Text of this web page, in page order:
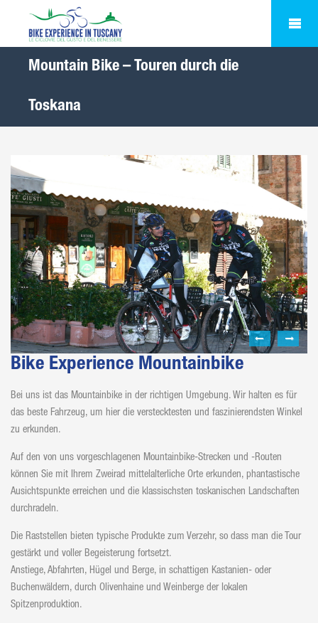
Mountain Bike – Touren durch die
Toskana
Bike Experience Mountainbike
Bei uns ist das Mountainbike in der richtigen Umgebung. Wir halten es für
das beste Fahrzeug, um hier die verstecktesten und faszinierendsten Winkel
zu erkunden.
Auf den von uns vorgeschlagenen Mountainbike-Strecken und -Routen
können Sie mit Ihrem Zweirad mittelalterliche Orte erkunden, phantastische
Ausichtspunkte erreichen und die klassischsten toskanischen Landschaften
durchradeln.
Die Raststellen bieten typische Produkte zum Verzehr, so dass man die Tour
gestärkt und voller Begeisterung fortsetzt.
Anstiege, Abfahrten, Hügel und Berge, in schattigen Kastanien- oder
Buchenwäldern, durch Olivenhaine und Weinberge der lokalen
Spitzenproduktion.